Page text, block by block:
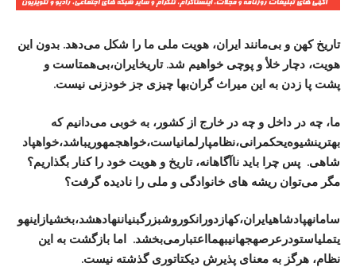
تاریخ کهن و بی‌مانند ایران، هویت ملی ما را شکل می‌دهد. بدون این
هویت، دچار خلأ و پوچی خواهیم شد.تاریخایران،بی‌همتاست و
پشت پا زدن به این میراث گران‌بها چیزی جز خودزنی نیست.
ما، چه در داخل و چه در خارج از کشور، به خوبی می‌دانیم که
بهترینشیوه‌یحکمرانی،نظامپارلمانیاست،خواهجمهوریباشد،خواهپاد
شاهی. پس چرا باید ناآگاهانه، تاریخ و هویت خود را کنار بگذاریم؟
مگر می‌توان ریشه‌ های خانوادگی و ملی را نادیده گرفت؟
سامانهپادشاهیایران،کهاز دورانکوروشبزرگبنیاننهادهشد،بخشیاز اینهو
یتملیاستودر عرصهجهانیبهمااعتبار می‌بخشد. اما بازگشت به این
نظام، هرگز به معنای پذیرش دیکتاتوری گذشته نیست.